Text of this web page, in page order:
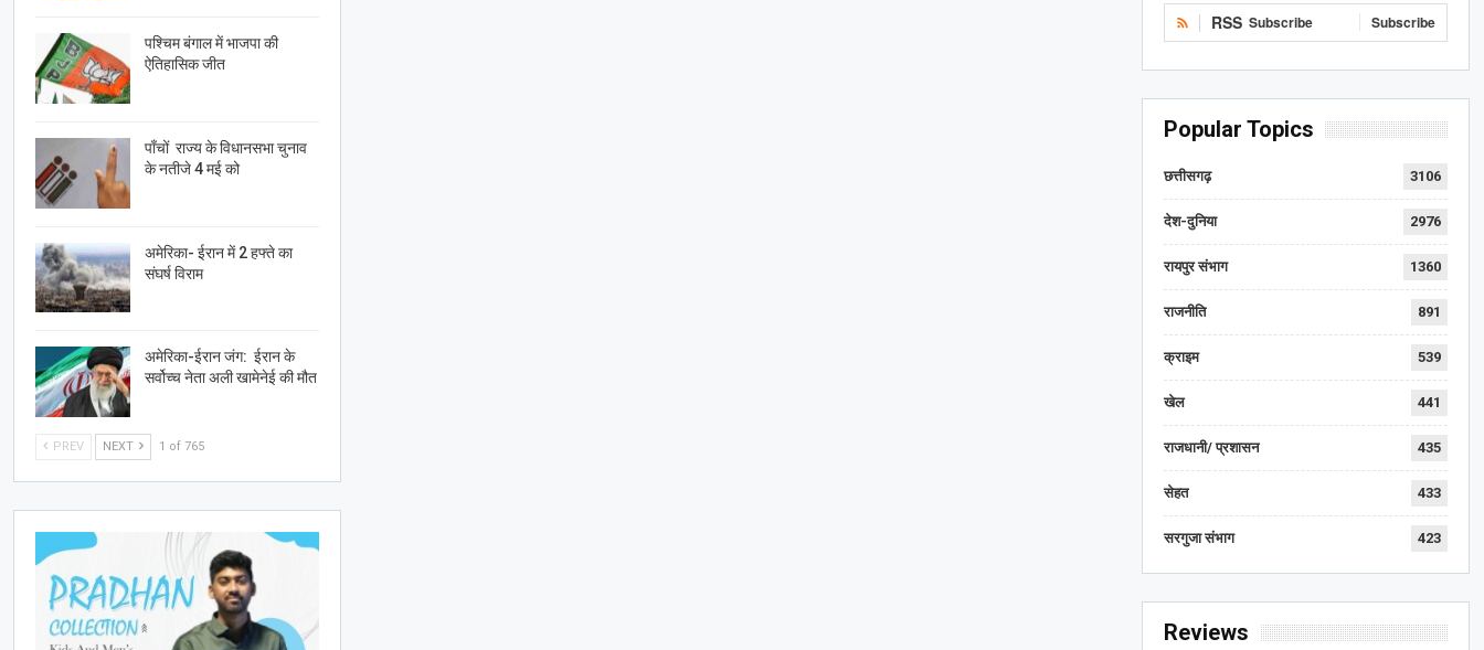
RSS Subscribe Subscribe
Popular Topics
छत्तीसगढ़ 3106
देश-दुनिया 2976
रायपुर संभाग 1360
राजनीति 891
क्राइम 539
खेल 441
राजधानी/ प्रशासन 435
सेहत 433
सरगुजा संभाग 423
Reviews
पश्चिम बंगाल में भाजपा की
ऐतिहासिक जीत
पाँचों राज्य के विधानसभा चुनाव
के नतीजे 4 मई को
अमेरिका- ईरान में 2 हफ्ते का
संघर्ष विराम
अमेरिका-ईरान जंग: ईरान के
सर्वोच्च नेता अली खामेनेई की मौत
PREV NEXT 1 of 765